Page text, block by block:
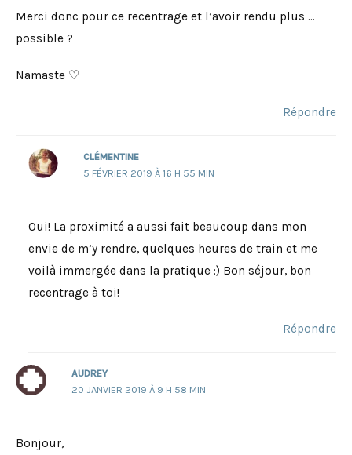
Merci donc pour ce recentrage et l’avoir rendu plus …
possible ?
Namaste ♡
Répondre
CLÉMENTINE
5 FÉVRIER 2019 À 16 H 55 MIN
Oui! La proximité a aussi fait beaucoup dans mon
envie de m’y rendre, quelques heures de train et me
voilà immergée dans la pratique :) Bon séjour, bon
recentrage à toi!
Répondre
AUDREY
20 JANVIER 2019 À 9 H 58 MIN
Bonjour,